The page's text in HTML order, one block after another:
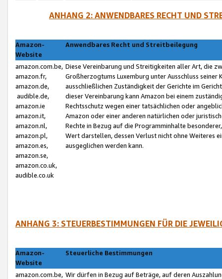
ANHANG 2: ANWENDBARES RECHT UND
Amazon-
Website
Anwendbares Recht und Streitbeilegung
amazon.com.be,
amazon.fr,
amazon.de,
audible.de,
amazon.ie
amazon.it,
amazon.nl,
amazon.pl,
amazon.es,
amazon.se,
amazon.co.uk,
audible.co.uk
Diese Vereinbarung und Streitigkeiten aller Art, die
Großherzogtums Luxemburg unter Ausschluss
ausschließlichen Zuständigkeit der Gerichte im
dieser Vereinbarung kann Amazon bei einem
Rechtsschutz wegen einer tatsächlichen oder
Amazon oder einer anderen natürlichen oder
Rechte in Bezug auf die Programminhalte
Wert darstellen, dessen Verlust nicht ohne Weiteres
ausgeglichen werden kann.
ANHANG 3: STEUERBESTIMMUNGEN FÜR DIE
Amazon-
Website
Steuerliche Bestimmungen
amazon.com.be, Wir dürfen in Bezug auf Beträge, auf deren